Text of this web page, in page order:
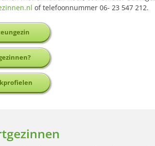
of telefoonnummer 06- 23 547 212.